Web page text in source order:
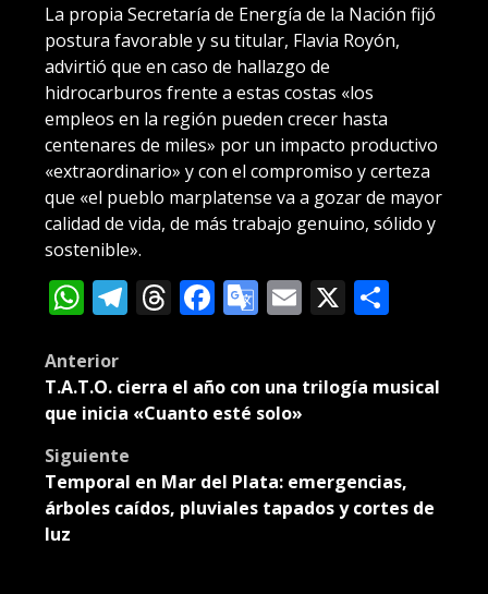
La propia Secretaría de Energía de la Nación fijó
postura favorable y su titular, Flavia Royón,
advirtió que en caso de hallazgo de
hidrocarburos frente a estas costas «los
empleos en la región pueden crecer hasta
centenares de miles» por un impacto productivo
«extraordinario» y con el compromiso y certeza
que «el pueblo marplatense va a gozar de mayor
calidad de vida, de más trabajo genuino, sólido y
sostenible».
WhatsApp
Telegram
Threads
Facebook
Google
Translate
Email
X
Post
navigation
Anterior
T.A.T.O. cierra el año con una trilogía musical
que inicia «Cuanto esté solo»
Siguiente
Temporal en Mar del Plata: emergencias,
árboles caídos, pluviales tapados y cortes de
luz